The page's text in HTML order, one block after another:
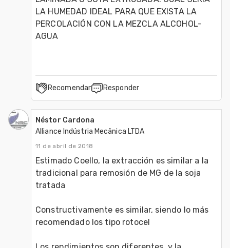
LA HUMEDAD IDEAL PARA QUE EXISTA LA
PERCOLACIÓN CON LA MEZCLA ALCOHOL-
AGUA
Recomendar Responder
Néstor Cardona
Alliance Indústria Mecânica LTDA
11 de abril de 2018
Estimado Coello, la extracción es similar a la
tradicional para remosión de MG de la soja
tratada
Constructivamente es similar, siendo lo más
recomendado los tipo rotocel